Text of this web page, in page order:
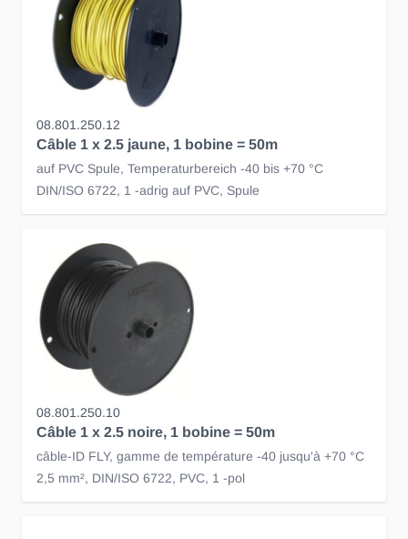
08.801.250.12
Câble 1 x 2.5 jaune, 1 bobine = 50m
auf PVC Spule, Temperaturbereich -40 bis +70 °C
DIN/ISO 6722, 1 -adrig auf PVC, Spule
08.801.250.10
Câble 1 x 2.5 noire, 1 bobine = 50m
câble-ID FLY, gamme de température -40 jusqu'à +70 °C
2,5 mm², DIN/ISO 6722, PVC, 1 -pol